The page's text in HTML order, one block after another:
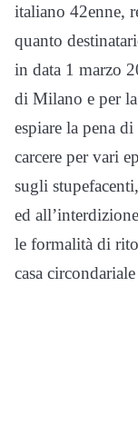
italiano 42enne,
quanto
in data 1 marzo
di Milano e per la
espiare la pena
carcere per vari
sugli
ed
le formalità di
casa